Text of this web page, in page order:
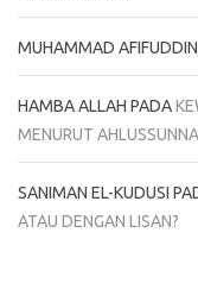
MUHAMMAD AFIFUDDIN
HAMBA ALLAH PADA
MENURUT
SANIMAN EL-KUDUSI
ATAU DENGAN LISAN?